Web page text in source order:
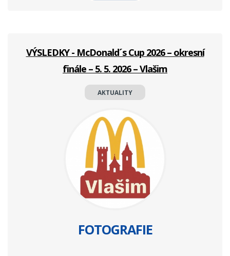
VÝSLEDKY - McDonald´s Cup 2026 – okresní
finále – 5. 5. 2026 – Vlašim
AKTUALITY
FOTOGRAFIE